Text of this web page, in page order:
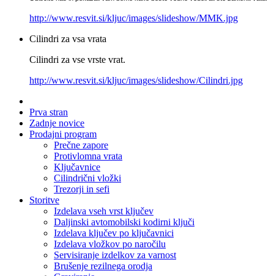
http://www.resvit.si/kljuc/images/slideshow/MMK.jpg
Cilindri za vsa vrata
Cilindri za vse vrste vrat.
http://www.resvit.si/kljuc/images/slideshow/Cilindri.jpg
Prva stran
Zadnje novice
Prodajni program
Prečne zapore
Protivlomna vrata
Ključavnice
Cilindrični vložki
Trezorji in sefi
Storitve
Izdelava vseh vrst ključev
Daljinski avtomobilski kodirni ključi
Izdelava ključev po ključavnici
Izdelava vložkov po naročilu
Servisiranje izdelkov za varnost
Brušenje rezilnega orodja